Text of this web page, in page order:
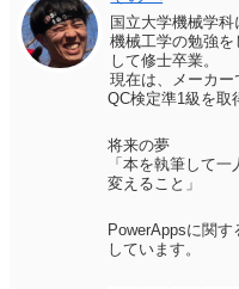
国立大学機械学科
機械工学の勉強
して修士卒業。
現在は、メーカー
QC検定準1級を取
将来の夢
「本を執筆して一
変えること」
PowerAppsに関
しています。